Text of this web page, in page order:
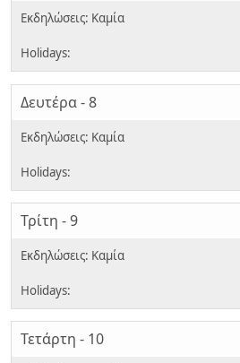
Δευτέρα - 8
Τρίτη - 9
Τετάρτη - 10